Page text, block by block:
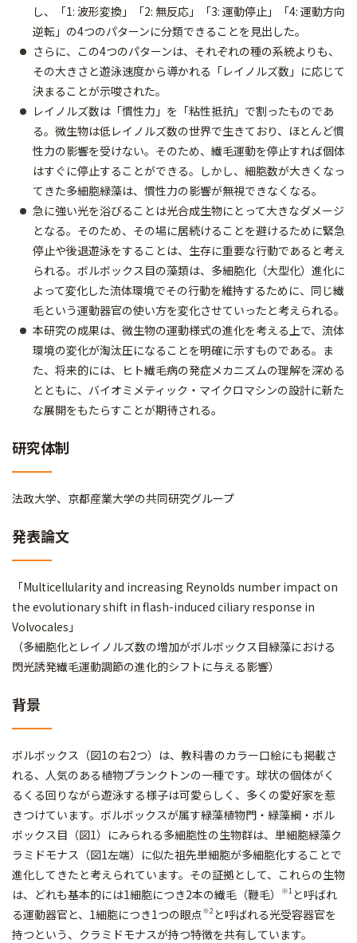
し、「1: 波形変換」「2: 無反応」「3: 運動停止」「4: 運動方向
逆転」の4つのパターンに分類できることを見出した。
さらに、この4つのパターンは、それぞれの種の系統よりも、
その大きさと遊泳速度から導かれる「レイノルズ数」に応じて
決まることが示唆された。
レイノルズ数は「慣性力」を「粘性抵抗」で割ったものであ
る。微生物は低レイノルズ数の世界で生きており、ほとんど慣
性力の影響を受けない。そのため、繊毛運動を停止すれば個体
はすぐに停止することができる。しかし、細胞数が大きくなっ
てきた多細胞緑藻は、慣性力の影響が無視できなくなる。
急に強い光を浴びることは光合成生物にとって大きなダメージ
となる。そのため、その場に居続けることを避けるために緊急
停止や後退遊泳をすることは、生存に重要な行動であると考え
られる。ボルボックス目の藻類は、多細胞化（大型化）進化に
よって変化した流体環境でその行動を維持するために、同じ繊
毛という運動器官の使い方を変化させていったと考えられる。
本研究の成果は、微生物の運動様式の進化を考える上で、流体
環境の変化が淘汰圧になることを明確に示すものである。ま
た、将来的には、ヒト繊毛病の発症メカニズムの理解を深める
とともに、バイオミメティック・マイクロマシンの設計に新た
な展開をもたらすことが期待される。
研究体制
法政大学、京都産業大学の共同研究グループ
発表論文
「Multicellularity and increasing Reynolds number impact on
the evolutionary shift in flash-induced ciliary response in
Volvocales」
（多細胞化とレイノルズ数の増加がボルボックス目緑藻における
閃光誘発繊毛運動調節の進化的シフトに与える影響）
背景
ボルボックス（図1の右2つ）は、教科書のカラー口絵にも掲載さ
れる、人気のある植物プランクトンの一種です。球状の個体がく
るくる回りながら遊泳する様子は可愛らしく、多くの愛好家を惹
きつけています。ボルボックスが属す緑藻植物門・緑藻綱・ボル
ボックス目（図1）にみられる多細胞性の生物群は、単細胞緑藻ク
ラミドモナス（図1左端）に似た祖先単細胞が多細胞化することで
進化してきたと考えられています。その証拠として、これらの生物
は、どれも基本的には1細胞につき2本の繊毛（鞭毛）
※1と呼ばれ
る運動器官と、1細胞につき1つの眼点※2と呼ばれる光受容器官を
持つという、クラミドモナスが持つ特徴を共有しています。